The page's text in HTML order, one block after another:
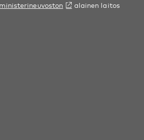
alainen laitos